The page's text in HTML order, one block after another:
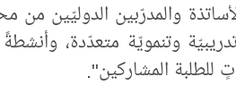
والمدرّبين الدوليّين من
وتنمويّة متعدّدة،
للطلبة المشاركين".